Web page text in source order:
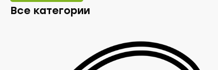
Все категории